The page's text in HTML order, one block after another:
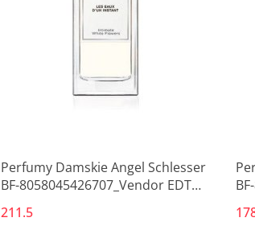
Perfumy Damskie Angel Schlesser
BF-8058045426707_Vendor EDT
211.5